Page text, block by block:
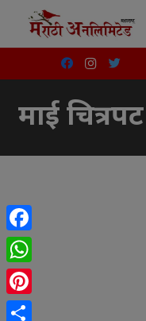
माई
Facebook
WhatsApp
Pinterest